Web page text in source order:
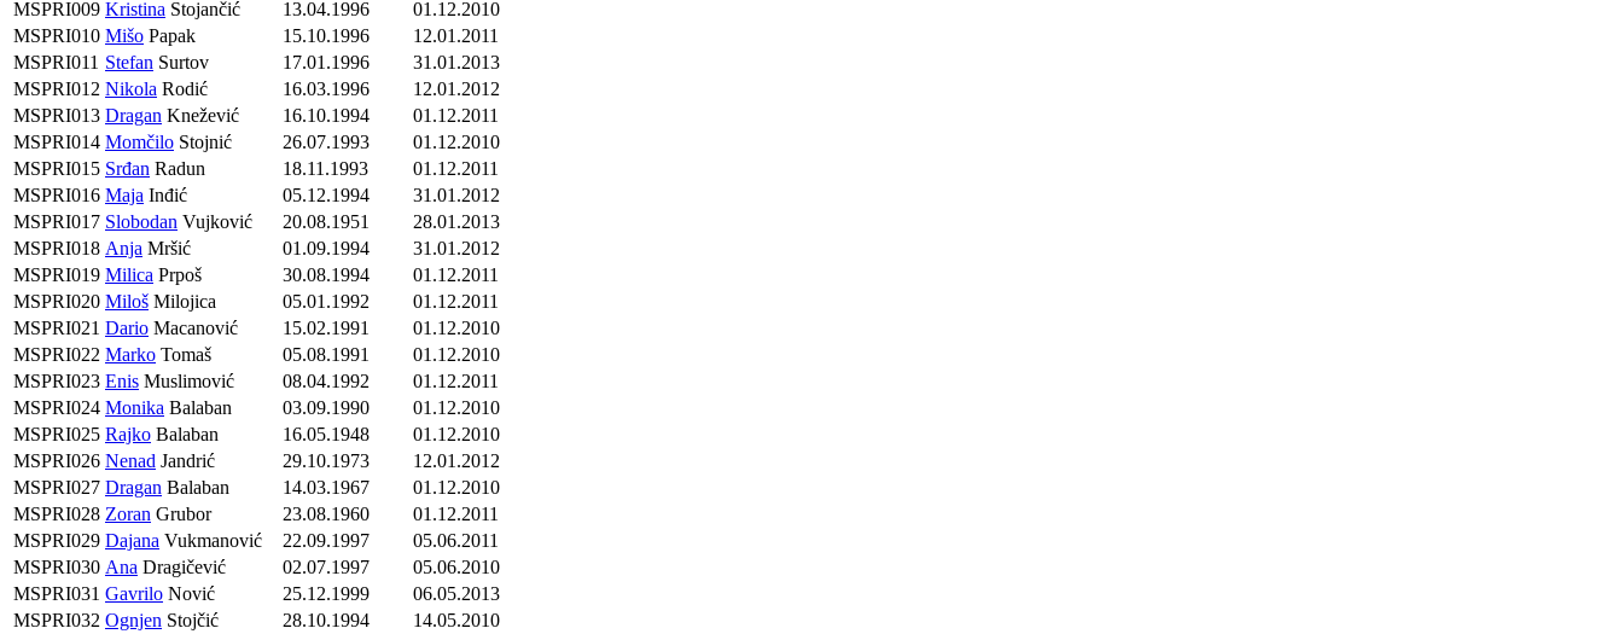
MSPRI009 Kristina Stojančić 13.04.1996
01.12.2010
MSPRI010 Mišo Papak 15.10.1996
12.01.2011
MSPRI011 Stefan Surtov 17.01.1996
31.01.2013
MSPRI012 Nikola Rodić 16.03.1996
12.01.2012
MSPRI013 Dragan Knežević 16.10.1994
01.12.2011
MSPRI014 Momčilo Stojnić 26.07.1993
01.12.2010
MSPRI015 Srđan Radun 18.11.1993
01.12.2011
MSPRI016 Maja Inđić 05.12.1994
31.01.2012
MSPRI017 Slobodan Vujković 20.08.1951
28.01.2013
MSPRI018 Anja Mršić 01.09.1994
31.01.2012
MSPRI019 Milica Prpoš 30.08.1994
01.12.2011
MSPRI020 Miloš Milojica 05.01.1992
01.12.2011
MSPRI021 Dario Macanović 15.02.1991
01.12.2010
MSPRI022 Marko Tomaš 05.08.1991
01.12.2010
MSPRI023 Enis Muslimović 08.04.1992
01.12.2011
MSPRI024 Monika Balaban 03.09.1990
01.12.2010
MSPRI025 Rajko Balaban 16.05.1948
01.12.2010
MSPRI026 Nenad Jandrić 29.10.1973
12.01.2012
MSPRI027 Dragan Balaban 14.03.1967
01.12.2010
MSPRI028 Zoran Grubor 23.08.1960
01.12.2011
MSPRI029 Dajana Vukmanović 22.09.1997
05.06.2011
MSPRI030 Ana Dragičević 02.07.1997
05.06.2010
MSPRI031 Gavrilo Nović 25.12.1999
06.05.2013
MSPRI032 Ognjen Stojčić 28.10.1994
14.05.2010